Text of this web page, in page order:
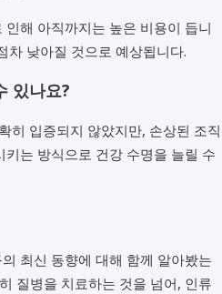
해 아직까지는 높은 비용이 듭니
차 낮아질 것으로 예상됩니다.
있나요?
히 입증되지 않았지만, 손상된 조직
는 방식으로 건강 수명을 늘릴 수
최신 동향에 대해 함께 알아봤는
질병을 치료하는 것을 넘어, 인류